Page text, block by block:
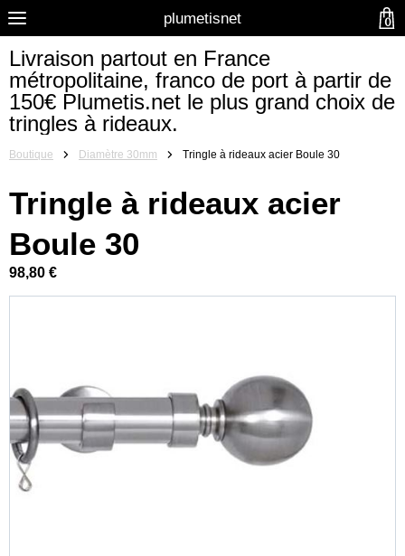
plumetisnet
Livraison partout en France
métropolitaine, franco de port à partir de
150€ Plumetis.net le plus grand choix de
tringles à rideaux.
Boutique Diamètre 30mm Tringle à rideaux acier Boule 30
Tringle à rideaux acier
Boule 30
98,80 €
0